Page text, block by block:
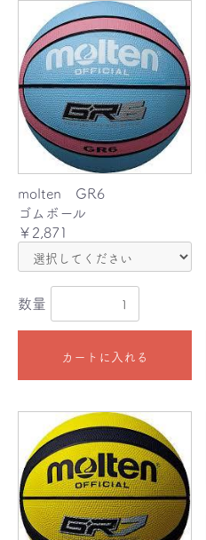
molten GR6
ゴムボール
￥2,871
数量
カートに入れる